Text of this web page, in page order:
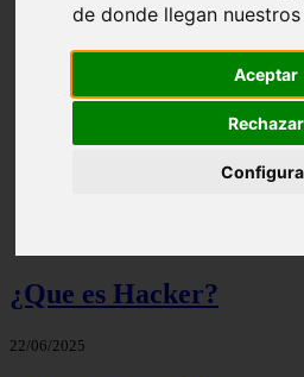
de donde llegan
Aceptar
Rechazar
¿Que es Hacker?
22/06/2025